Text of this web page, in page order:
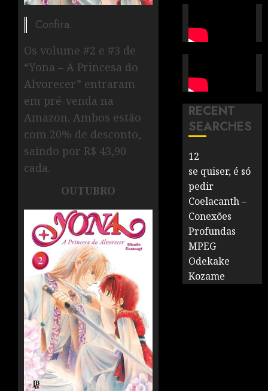
Confira.
Os volume #2 e #3 de
“Yona – A Princesa do
Alvorecer” entraram
em pré-venda na
Amazon. Ambos estão
com 20% de desconto,
saindo por R$ 43,90
cada.
OUTUBRO
RECENT
SEARCHES
12
se quiser, é só
pedir
Coelacanth –
Conexões
Profundas
MPEG
Odekake
Kozame